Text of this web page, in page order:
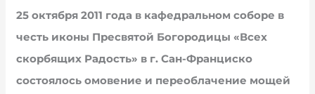
25 октября 2011 года в кафедральном соборе в
честь иконы Пресвятой Богородицы «Всех
скорбящих Радость» в г. Сан-Франциско
состоялось омовение и переоблачение мощей